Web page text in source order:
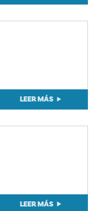
LEER MÁS
LEER MÁS